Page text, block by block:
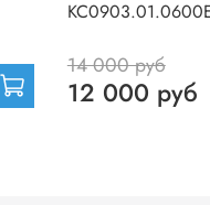
14 000 руб
12 000 руб